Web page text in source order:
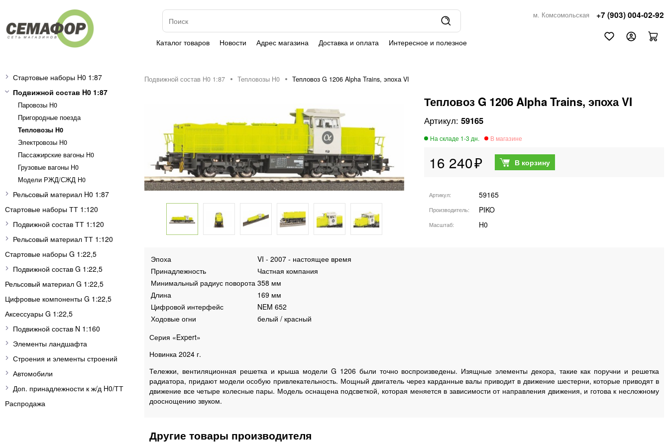
Каталог товаров Новости Адрес магазина Доставка и оплата Интересное и полезное
м. Комсомольская +7 (903) 004-02-92
Стартовые наборы H0 1:87
Подвижной состав H0 1:87
Паровозы H0
Пригородные поезда
Тепловозы H0
Электровозы H0
Пассажирские вагоны H0
Грузовые вагоны H0
Модели РЖД/СЖД H0
Рельсовый материал H0 1:87
Стартовые наборы ТТ 1:120
Подвижной состав ТТ 1:120
Рельсовый материал ТТ 1:120
Стартовые наборы G 1:22,5
Подвижной состав G 1:22,5
Рельсовый материал G 1:22,5
Цифровые компоненты G 1:22,5
Аксессуары G 1:22,5
Подвижной состав N 1:160
Элементы ландшафта
Строения и элементы строений
Автомобили
Доп. принадлежности к ж/д H0/ТТ
Распродажа
Подвижной состав H0 1:87 Тепловозы H0 Тепловоз G 1206 Alpha Trains, эпоха VI
Тепловоз G 1206 Alpha Trains, эпоха VI
59165
16 240
Артикул 59165
Производитель PIKO
Масштаб H0
Эпоха
VI - 2007 - настоящее время
Принадлежность
Частная компания
Минимальный радиус поворота 358 мм
Длина
169 мм
Цифровой интерфейс
NEM 652
Ходовые огни
белый / красный
Серия «Expert»
Новинка 2024 г.
Тележки, вентиляционная решетка и крыша модели G 1206 были точно воспроизведены. Изящные элементы декора, такие как поручни и решетка
радиатора, придают модели особую привлекательность. Мощный двигатель через карданные валы приводит в движение шестерни, которые приводят в
движение все четыре колесные пары. Модель оснащена подсветкой, которая меняется в зависимости от направления движения, и готова к несложному
дооснощению звуком.